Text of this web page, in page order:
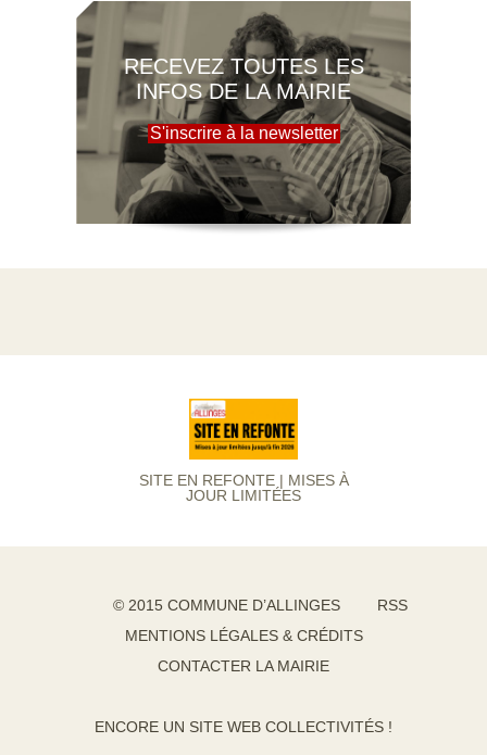
RECEVEZ TOUTES LES
INFOS DE LA MAIRIE
S'inscrire à la newsletter
SITE EN REFONTE | MISES À
JOUR LIMITÉES
© 2015 COMMUNE D’ALLINGES
RSS
MENTIONS LÉGALES & CRÉDITS
CONTACTER LA MAIRIE
ENCORE UN SITE WEB COLLECTIVITÉS !